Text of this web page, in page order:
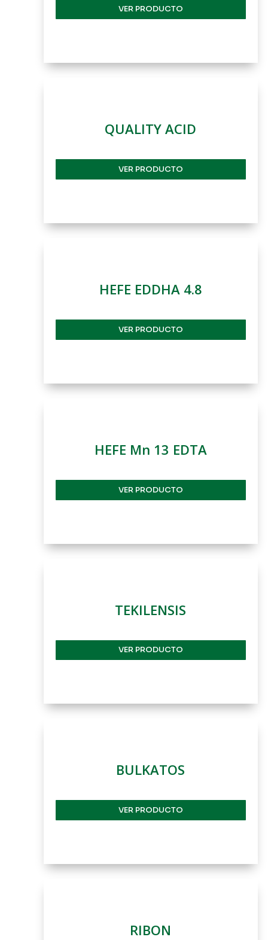
VER PRODUCTO
QUALITY ACID
VER PRODUCTO
HEFE EDDHA 4.8
VER PRODUCTO
HEFE Mn 13 EDTA
VER PRODUCTO
TEKILENSIS
VER PRODUCTO
BULKATOS
VER PRODUCTO
RIBON